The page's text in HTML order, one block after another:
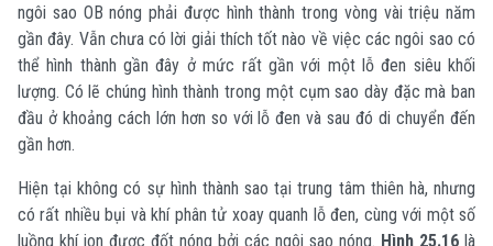
ngôi sao OB nóng phải được hình thành trong vòng vài triệu năm
gần đây. Vẫn chưa có lời giải thích tốt nào về việc các ngôi sao có
thể hình thành gần đây ở mức rất gần với một lỗ đen siêu khối
lượng. Có lẽ chúng hình thành trong một cụm sao dày đặc mà ban
đầu ở khoảng cách lớn hơn so với lỗ đen và sau đó di chuyển đến
gần hơn.
Hiện tại không có sự hình thành sao tại trung tâm thiên hà, nhưng
có rất nhiều bụi và khí phân tử xoay quanh lỗ đen, cùng với một số
luồng khí ion được đốt nóng bởi các ngôi sao nóng. Hình 25.16 là